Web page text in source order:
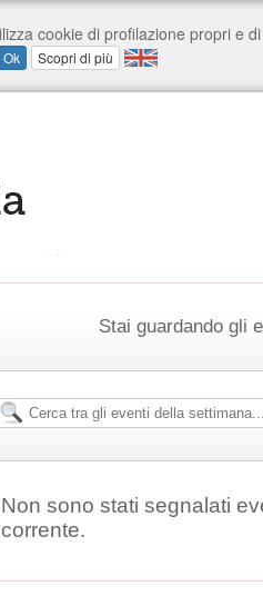
Stai guardando gli
Non sono stati segnalati
corrente.